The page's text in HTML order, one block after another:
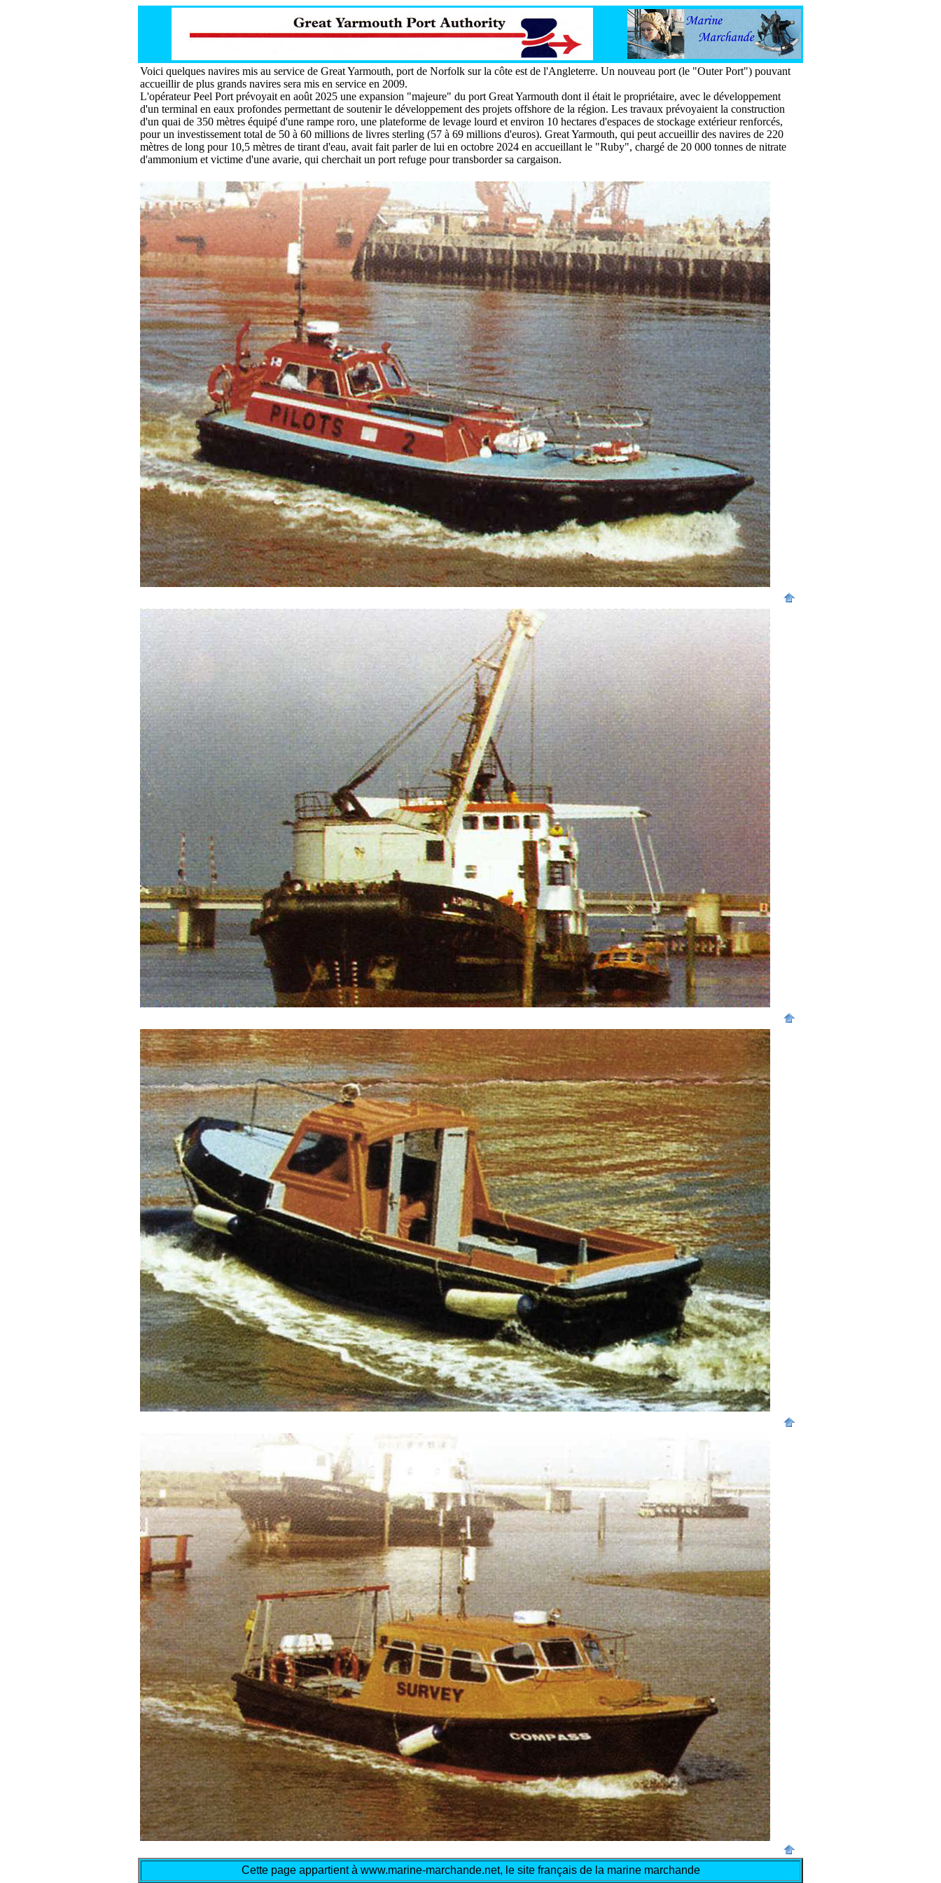
Voici quelques navires mis au service de Great Yarmouth, port de Norfolk sur la côte est de l'Angleterre. Un nouveau port (le "Outer Port") pouvant
accueillir de plus grands navires sera mis en service en 2009.
L'opérateur Peel Port prévoyait en août 2025 une expansion "majeure" du port Great Yarmouth dont il était le propriétaire, avec le développement
d'un terminal en eaux profondes permettant de soutenir le développement des projets offshore de la région. Les travaux prévoyaient la construction
d'un quai de 350 mètres équipé d'une rampe roro, une plateforme de levage lourd et environ 10 hectares d'espaces de stockage extérieur renforcés,
pour un investissement total de 50 à 60 millions de livres sterling (57 à 69 millions d'euros). Great Yarmouth, qui peut accueillir des navires de 220
mètres de long pour 10,5 mètres de tirant d'eau, avait fait parler de lui en octobre 2024 en accueillant le "Ruby", chargé de 20 000 tonnes de nitrate
d'ammonium et victime d'une avarie, qui cherchait un port refuge pour transborder sa cargaison.
Cette page appartient à www.marine-marchande.net, le site français de la marine marchande